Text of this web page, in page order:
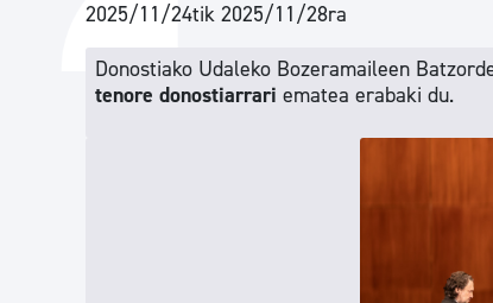
2025/11/24tik 2025/11/28ra
Donostiako Udaleko Bozeramaileen
tenore donostiarrari ematea erabaki du.